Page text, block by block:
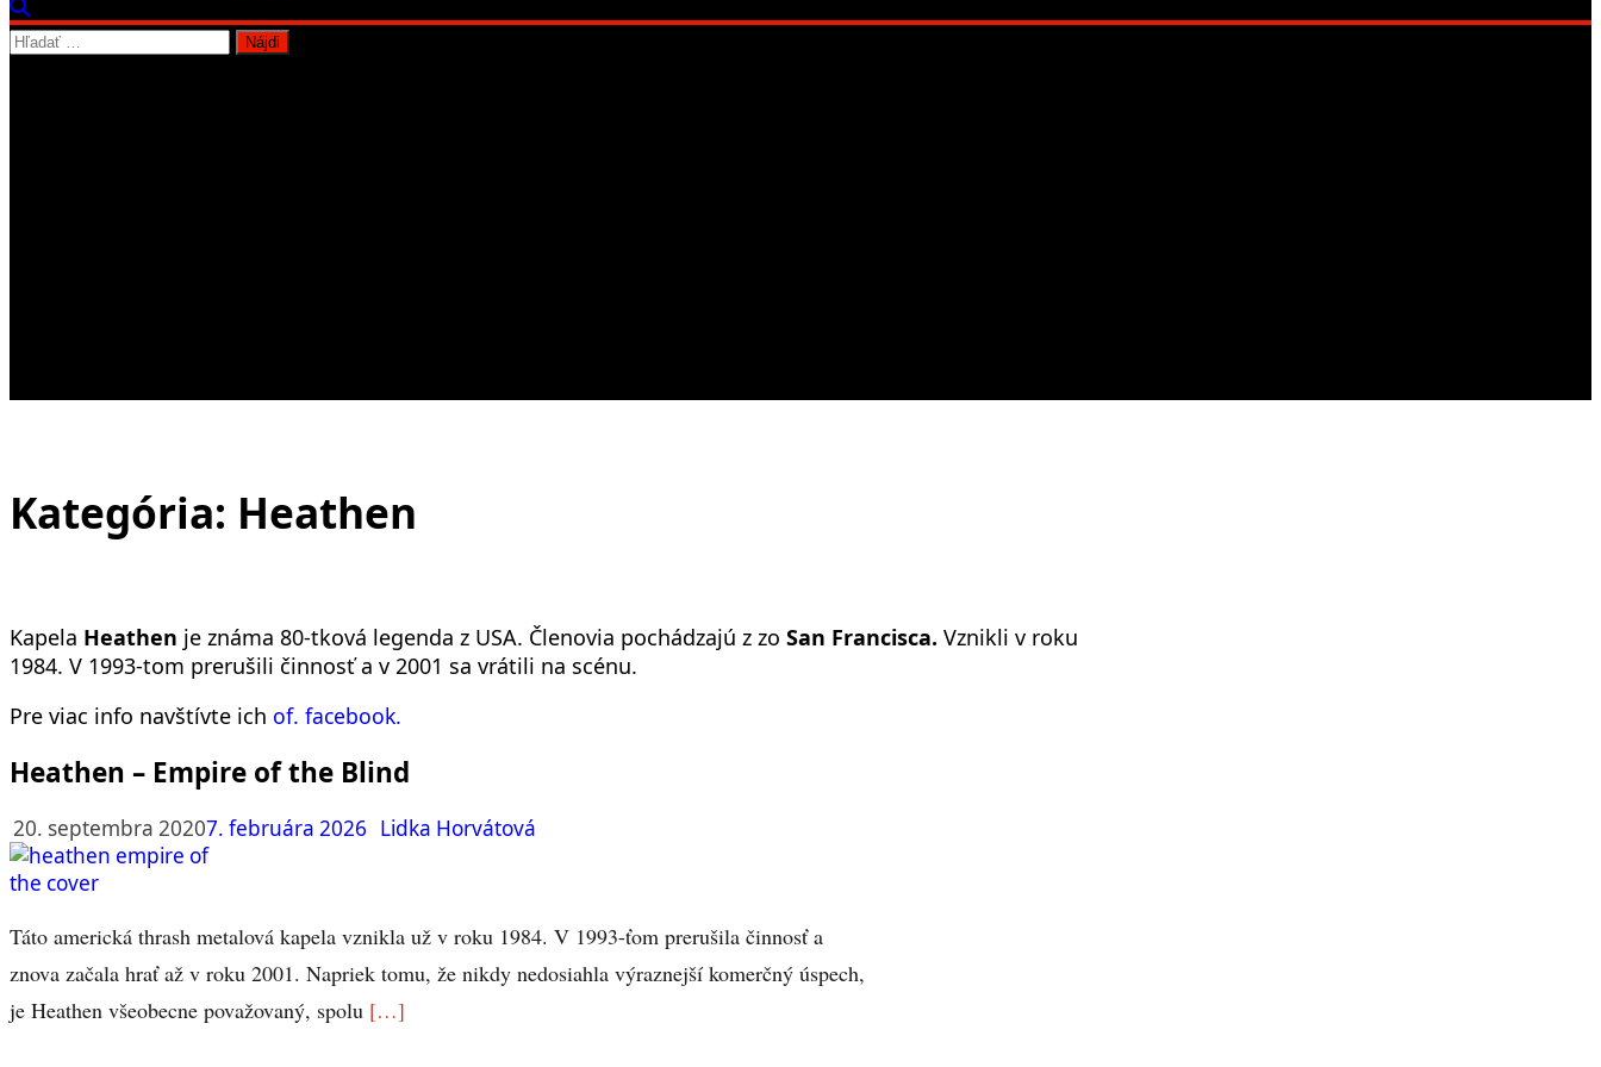
Hľadať:
Kategória: Heathen
Kapela Heathen je známa 80-tková legenda z USA. Členovia pochádzajú z zo San Francisca. Vznikli v roku
1984. V 1993-tom prerušili činnosť a v 2001 sa vrátili na scénu.
Pre viac info navštívte ich of. facebook.
Heathen – Empire of the Blind
20. septembra 20207. februára 2026 Lidka Horvátová
Táto americká thrash metalová kapela vznikla už v roku 1984. V 1993-ťom prerušila činnosť a
znova začala hrať až v roku 2001. Napriek tomu, že nikdy nedosiahla výraznejší komerčný úspech,
je Heathen všeobecne považovaný, spolu […]